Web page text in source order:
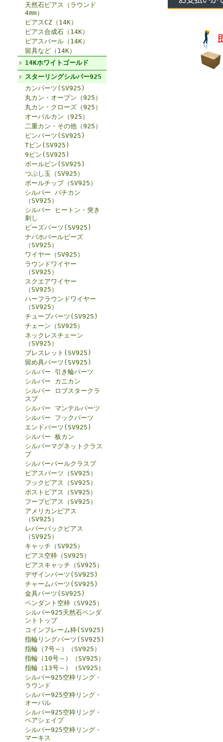
天然石ピアス（ラウンド
4mm）
ピアスCZ（14K）
ピアス合成石（14K）
ピアスパール（14K）
留具など（14K）
14Kホワイトゴールド
スターリングシルバー925
カンパーツ(SV925)
丸カン・オープン（925）
丸カン・クローズ（925）
オーバルカン（925）
二重カン・その他（925）
ピンパーツ(SV925)
Tピン(SV925)
9ピン(SV925)
ボールピン(SV925)
つぶし玉（SV925）
ボールチップ（SV925）
シルバー バチカン
（SV925）
シルバー ヒートン・突き
刺し
ビーズパーツ(SV925)
ナバホパールビーズ
（SV925）
ワイヤー（SV925）
ラウンドワイヤー
（SV925）
スクエアワイヤー
（SV925）
ハーフラウンドワイヤー
（SV925）
チューブパーツ(SV925)
チェーン（SV925）
ネックレスチェーン
（SV925）
ブレスレット(SV925)
留め具パーツ(SV925)
シルバー 引き輪パーツ
シルバー カニカン
シルバー ロブスタークラ
スプ
シルバー マンテルパーツ
シルバー フックパーツ
エンドパーツ(SV925)
シルバー 板カン
シルバーマグネットクラス
プ
シルバーパールクラスプ
ピアスパーツ（SV925）
フックピアス（SV925）
ポストピアス（SV925）
フープピアス（SV925）
アメリカンピアス
（SV925）
レバーバックピアス
（SV925）
キャッチ（SV925）
ピアス空枠（SV925）
ピアスキャッチ（SV925）
デザインパーツ(SV925)
チャームパーツ(SV925)
金具パーツ(SV925)
ペンダント空枠（SV925）
シルバー925天然石ペンダ
ントトップ
コインフレーム枠(SV925)
指輪リングパーツ(SV925)
指輪（7号～）（SV925）
指輪（10号～）（SV925）
指輪（13号～）（SV925）
シルバー925空枠リング・
ラウンド
シルバー925空枠リング・
オーバル
シルバー925空枠リング・
ペアシェイプ
シルバー925空枠リング・
マーキス